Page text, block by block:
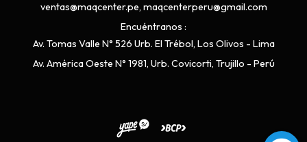
ventas@maqcenter.pe, maqcenterperu@gmail.com
Encuéntranos
Av. Tomas Valle N° 526 Urb. El Trébol, Los Olivos - Lima
Av. América Oeste N° 1981, Urb. Covicorti, Trujillo - Perú